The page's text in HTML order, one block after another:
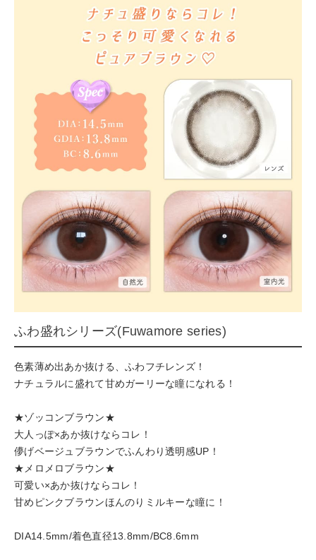
ふわ盛れシリーズ(Fuwamore series)
色素薄め出あか抜ける、ふわフチレンズ！
ナチュラルに盛れて甘めガーリーな瞳になれる！
★ゾッコンブラウン★
大人っぽ×あか抜けならコレ！
儚げベージュブラウンでふんわり透明感UP！
★メロメロブラウン★
可愛い×あか抜けならコレ！
甘めピンクブラウンほんのりミルキーな瞳に！
DIA14.5mm/着色直径13.8mm/BC8.6mm